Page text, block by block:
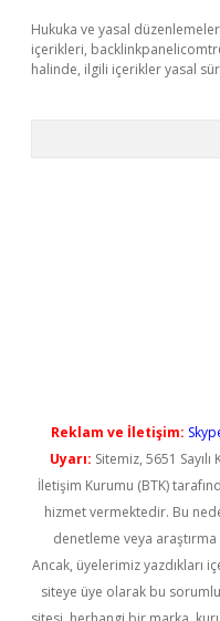
Hukuka ve yasal
içerikleri,
halinde, ilgili içerikler yasal
Reklam ve İletişim:
Uyarı: Sitemiz, 5651
İletişim Kurumu (BTK)
hizmet vermektedir. Bu
denetleme veya
Ancak, üyelerimiz yazdıkları
siteye üye olarak bu